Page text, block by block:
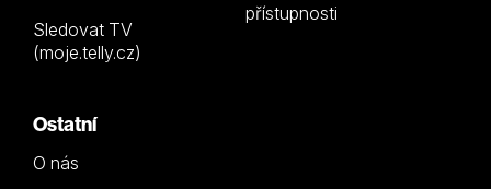
Sledovat TV
(moje.telly.cz)
přístupnosti
Ostatní
O nás